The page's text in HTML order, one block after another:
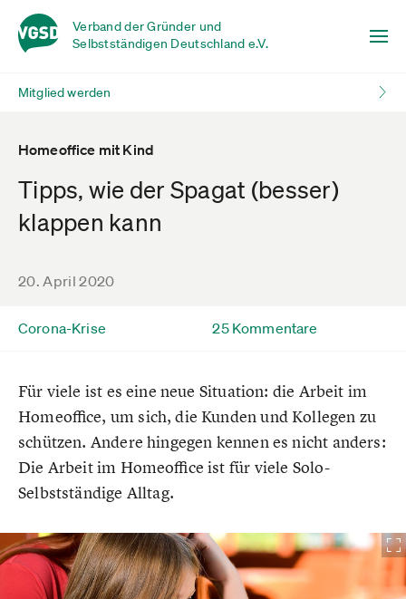
Verband der Gründer und
Selbstständigen Deutschland e.V.
Mitglied werden
Homeoffice mit Kind
Tipps, wie der Spagat (besser)
klappen kann
20. April 2020
Corona-Krise 25 Kommentare
Für viele ist es eine neue Situation: die Arbeit im
Homeoffice, um sich, die Kunden und Kollegen zu
schützen. Andere hingegen kennen es nicht anders:
Die Arbeit im Homeoffice ist für viele Solo-
Selbstständige Alltag.